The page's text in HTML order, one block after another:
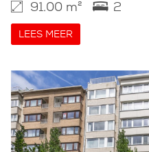
91.00 m² 2
LEES MEER